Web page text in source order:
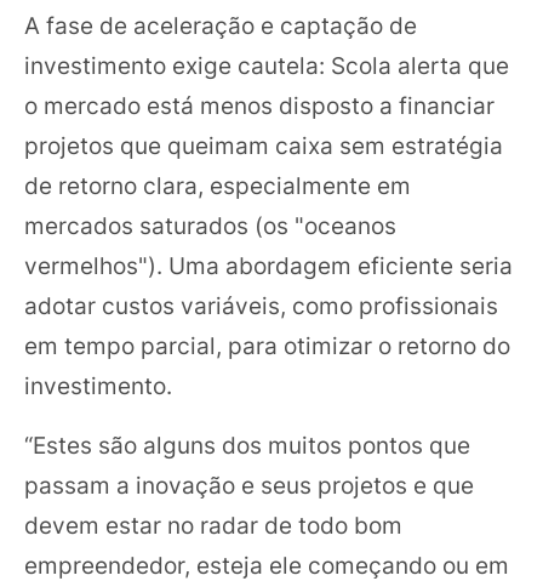
A fase de aceleração e captação de
investimento exige cautela: Scola alerta que
o mercado está menos disposto a financiar
projetos que queimam caixa sem estratégia
de retorno clara, especialmente em
mercados saturados (os "oceanos
vermelhos"). Uma abordagem eficiente seria
adotar custos variáveis, como profissionais
em tempo parcial, para otimizar o retorno do
investimento.
“Estes são alguns dos muitos pontos que
passam a inovação e seus projetos e que
devem estar no radar de todo bom
empreendedor, esteja ele começando ou em